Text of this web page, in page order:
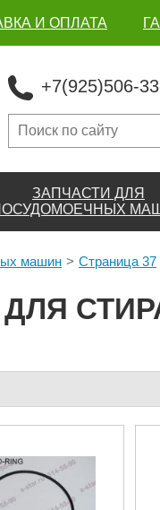
И ОПЛАТА
+7(925)506-
ЗАПЧАСТИ ДЛЯ
машин Страница 37